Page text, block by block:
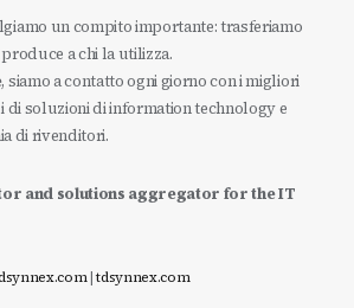
un compito importante: trasferiamo
a chi la utilizza.
, siamo a contatto ogni giorno con i migliori
soluzioni di information technology e
di rivenditori.
and solutions aggregator for the IT
|tdsynnex.com